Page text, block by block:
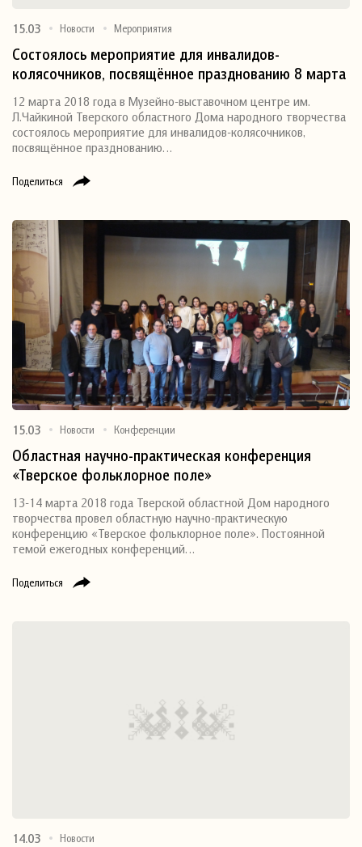
Поделиться
15.03 Новости Мероприятия
Состоялось мероприятие для инвалидов-
колясочников, посвящённое празднованию 8 марта
12 марта 2018 года в Музейно-выставочном центре им.
Л.Чайкиной Тверского областного Дома народного творчества
состоялось мероприятие для инвалидов-колясочников,
посвящённое празднованию…
Поделиться
15.03 Новости Конференции
Областная научно-практическая конференция
«Тверское фольклорное поле»
13-14 марта 2018 года Тверской областной Дом народного
творчества провел областную научно-практическую
конференцию «Тверское фольклорное поле». Постоянной
темой ежегодных конференций…
14.03 Новости